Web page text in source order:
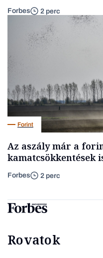
Forbes 2 perc
Forint
Az aszály már a
kamatcsökkentések
Forbes 2 perc
Rovatok